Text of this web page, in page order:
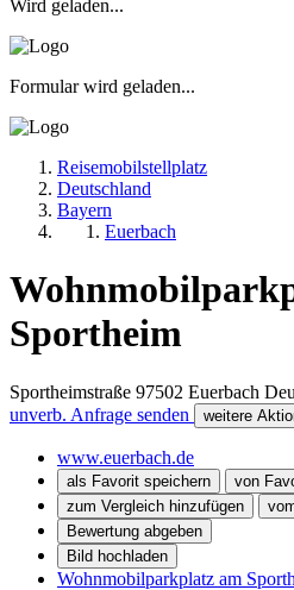
Wird geladen...
Formular wird geladen...
Reisemobilstellplatz
Deutschland
Bayern
Euerbach
Sportheim
Sportheimstraße 97502 Euerbach
unverb. Anfrage senden
weitere
www.euerbach.de
als Favorit speichern
von
zum Vergleich hinzufügen
Bewertung abgeben
Bild hochladen
Wohnmobilparkplatz am